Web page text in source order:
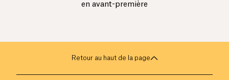
en avant-première
Retour au haut de la page